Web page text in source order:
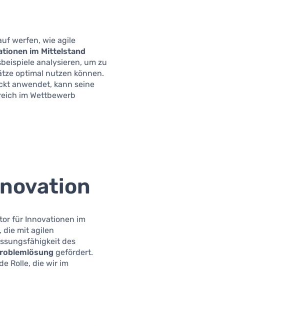
werfen, wie agile
im Mittelstand
analysieren, um zu
optimal nutzen können.
anwendet, kann seine
im Wettbewerb
für Innovationen im
die mit agilen
des
gefördert.
Rolle, die wir im